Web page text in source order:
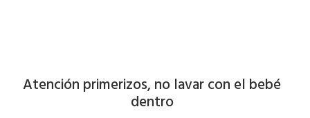
Atención primerizos, no lavar con el bebé
dentro